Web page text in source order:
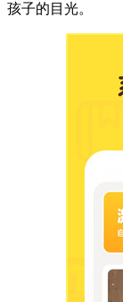
孩子的目光。